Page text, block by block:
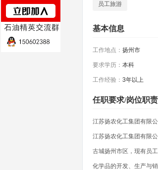
员工旅游
基本信息
工作地点： 扬州市
要求学历： 本科
工作经验： 3年以上
任职要求/岗位职责
江苏扬农化工集团有限
江苏扬农化工集团有限
古城扬州市区，现有员
化学品的开发、生产与